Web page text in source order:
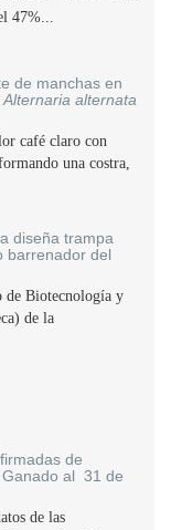
47%...
de manchas en
Alternaria alternata
café claro con
una costra,
diseña trampa
barrenador del
de Biotecnología y
de la
de
al 31 de
de las